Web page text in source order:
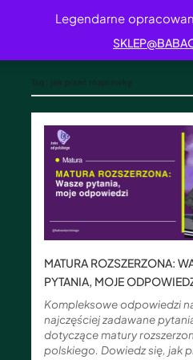
Legendarne
MATURA ROZSZERZONA:
PYTANIA, MOJE
Kompleksowe odpowiedzi
najczęściej zadawane
dotyczące matury
polskiego. Dowiedz się, jak